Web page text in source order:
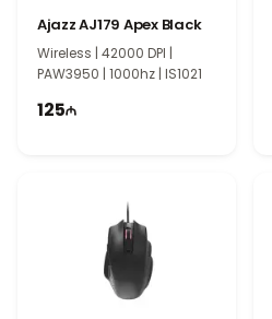
Ajazz AJ179 Apex Black
Wireless | 42000 DPI |
PAW3950 | 1000hz | IS1021
125